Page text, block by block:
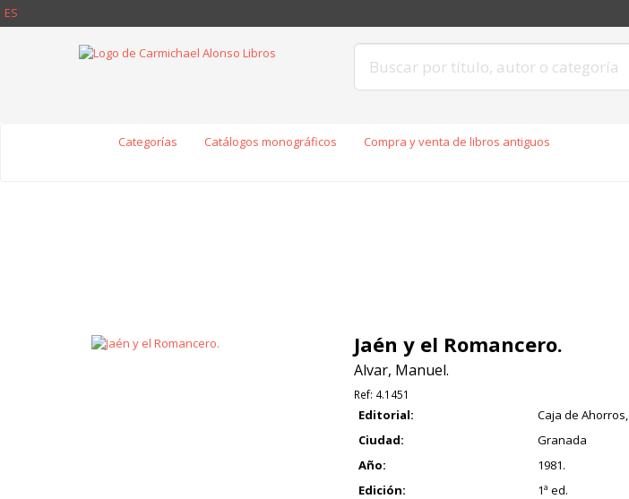
ES
Categorías Catálogos monográficos Compra y venta de libros antiguos
Jaén y el Romancero.
Alvar, Manuel.
Ref: 4.1451
Editorial:
Caja de Ahorros,
Ciudad:
Granada
Año:
1981.
Edición:
1ª ed.